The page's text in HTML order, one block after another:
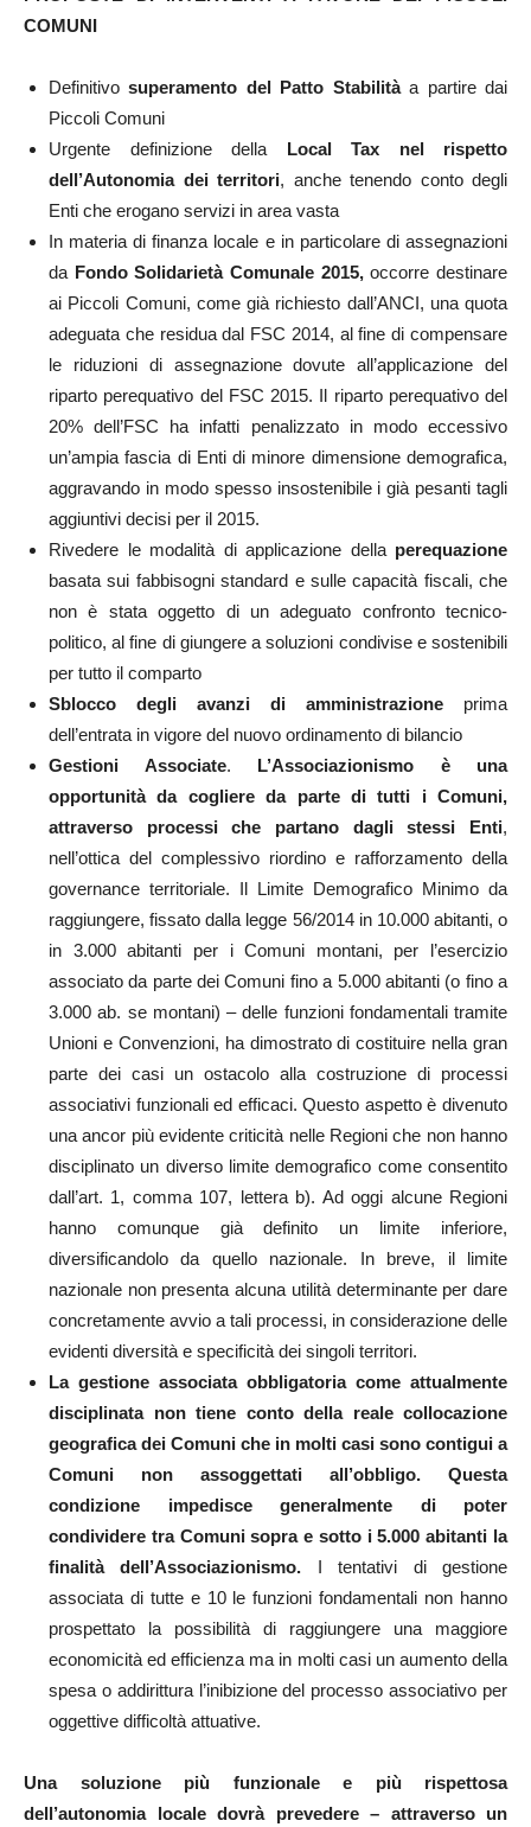
COMUNI
Definitivosuperamento del Patto Stabilitàa partire dai
Piccoli Comuni
Urgente definizione della Local Tax nel rispetto
dell’Autonomia dei territori, anche tenendo conto degli
Enti che erogano servizi in area vasta
In materia di finanza locale e in particolare di assegnazioni
da Fondo Solidarietà Comunale 2015,occorre destinare
ai Piccoli Comuni, come già richiesto dall’ANCI, una quota
adeguata che residua dal FSC 2014, al fine di compensare
le riduzioni di assegnazione dovute all’applicazione del
riparto perequativo del FSC 2015. Il riparto perequativo del
20% dell’FSC ha infatti penalizzato in modo eccessivo
un’ampia fascia di Enti di minore dimensione demografica,
aggravando in modo spesso insostenibile i già pesanti tagli
aggiuntivi decisi per il 2015.
Rivedere le modalità di applicazione della perequazione
basata sui fabbisogni standard e sulle capacità fiscali, che
non è stata oggetto di un adeguato confronto tecnico-
politico, al fine di giungere a soluzioni condivise e sostenibili
per tutto il comparto
Sblocco degli avanzi di amministrazione prima
dell’entrata in vigore del nuovo ordinamento di bilancio
Gestioni Associate. L’Associazionismo è una
opportunità da cogliere da parte di tutti i Comuni,
attraverso processi che partano dagli stessi Enti,
nell’ottica del complessivo riordino e rafforzamento della
governance territoriale. Il Limite Demografico Minimo da
raggiungere, fissato dalla legge 56/2014 in 10.000 abitanti, o
in 3.000 abitanti per i Comuni montani, per l’esercizio
associato da parte dei Comuni fino a 5.000 abitanti (o fino a
3.000 ab. se montani) – delle funzioni fondamentali tramite
Unioni e Convenzioni, ha dimostrato di costituire nella gran
parte dei casi un ostacolo alla costruzione di processi
associativi funzionali ed efficaci. Questo aspetto è divenuto
una ancor più evidente criticità nelle Regioni che non hanno
disciplinato un diverso limite demografico come consentito
dall’art. 1, comma 107, lettera b). Ad oggi alcune Regioni
hanno comunque già definito un limite inferiore,
diversificandolo da quello nazionale. In breve, il limite
nazionale non presenta alcuna utilità determinante per dare
concretamente avvio a tali processi, in considerazione delle
evidenti diversità e specificità dei singoli territori.
La gestione associata obbligatoria come attualmente
disciplinata non tiene conto della reale collocazione
geografica dei Comuni che in molti casi sono contigui a
Comuni non assoggettati all’obbligo. Questa
condizione impedisce generalmente di poter
condividere tra Comuni sopra e sotto i 5.000 abitanti la
finalità dell’Associazionismo. I tentativi di gestione
associata di tutte e 10 le funzioni fondamentali non hanno
prospettato la possibilità di raggiungere una maggiore
economicità ed efficienza ma in molti casi un aumento della
spesa o addirittura l’inibizione del processo associativo per
oggettive difficoltà attuative.
Una soluzione più funzionale e più rispettosa
dell’autonomia locale dovrà prevedere – attraverso un